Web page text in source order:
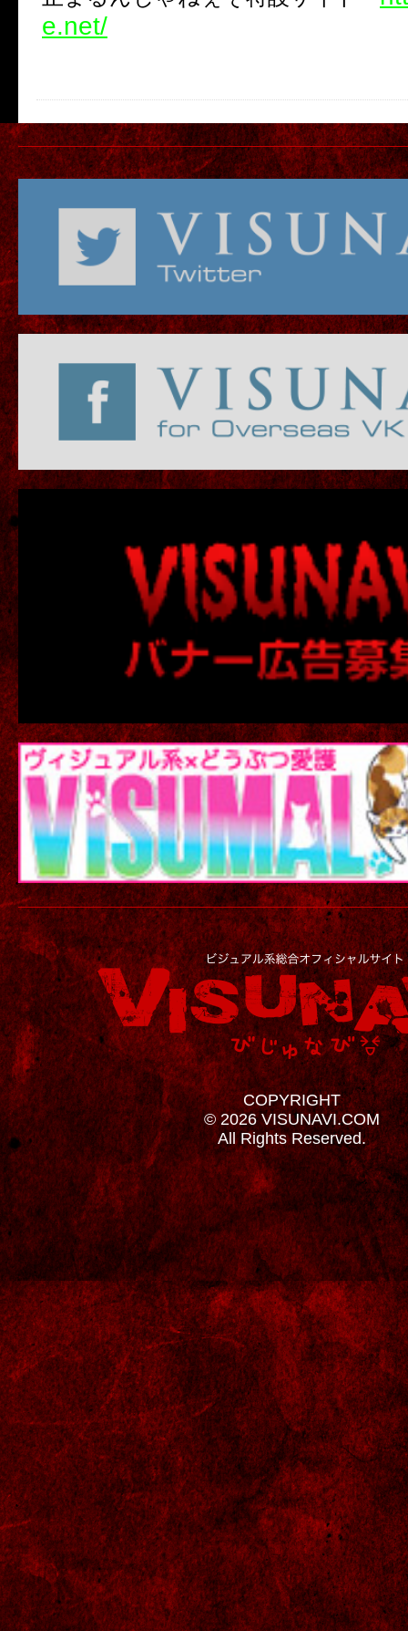
e.net/
COPYRIGHT
© 2026 VISUNAVI.COM
All Rights Reserved.